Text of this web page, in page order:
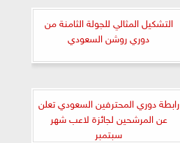
التشكيل المثالي للجولة الثامنة من
دوري روشن السعودي
رابطة دوري المحترفين السعودي تعلن
عن المرشحين لجائزة لاعب شهر
سبتمبر